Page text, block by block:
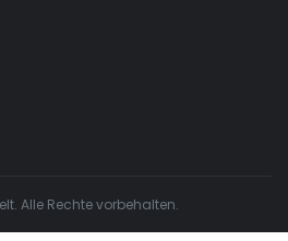
Alle Rechte vorbehalten.